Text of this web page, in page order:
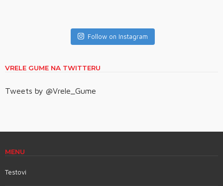
Follow on Instagram
VRELE GUME NA TWITTERU
Tweets by @Vrele_Gume
MENU
Testovi